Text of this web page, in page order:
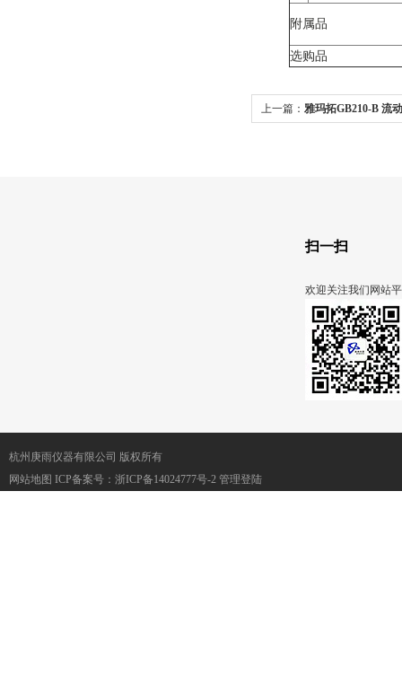
附属品
选购品
上一篇： 雅玛拓GB210-B 流
扫一扫
欢迎关注我们网站
杭州庚雨仪器有限公司 版权所有
网站地图 ICP备案号： 浙ICP备14024777号-2 管理登陆